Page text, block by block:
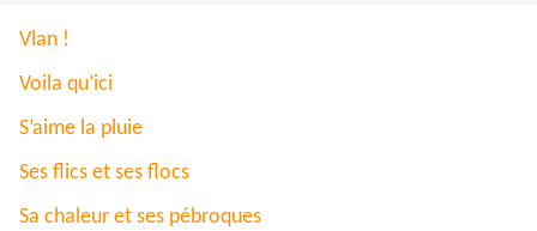
Vlan !
Voila qu’ici
S’aime la pluie
Ses flics et ses flocs
Sa chaleur et ses pébroques